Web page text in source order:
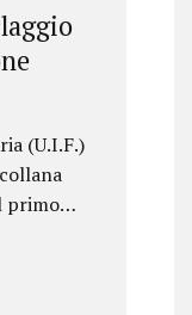
(U.I.F.)
primo